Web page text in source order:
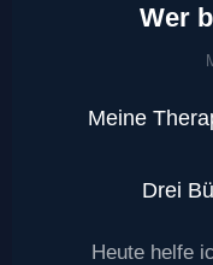
Wer
Meine
Drei
Heute helfe